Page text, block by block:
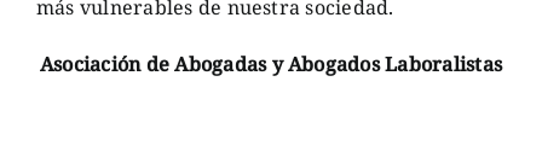
más vulnerables de nuestra sociedad.
Asociación de Abogadas y Abogados Laboralistas